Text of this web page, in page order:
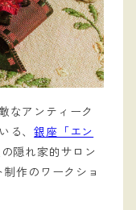
なアンティーク
る、銀座「エン
隠れ家的サロン
制作のワークショ